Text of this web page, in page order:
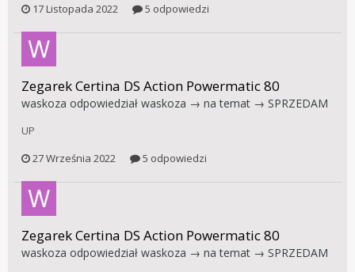
17 Listopada 2022
5 odpowiedzi
Zegarek Certina DS Action Powermatic 80
waskoza odpowiedział waskoza → na temat → SPRZEDAM
UP
27 Września 2022
5 odpowiedzi
Zegarek Certina DS Action Powermatic 80
waskoza odpowiedział waskoza → na temat → SPRZEDAM